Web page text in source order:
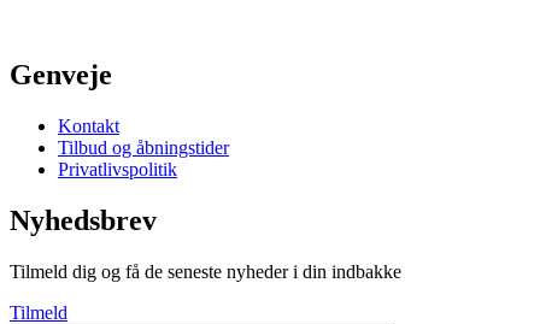
Genveje
Kontakt
Tilbud og åbningstider
Privatlivspolitik
Nyhedsbrev
Tilmeld dig og få de seneste nyheder i din indbakke
Tilmeld